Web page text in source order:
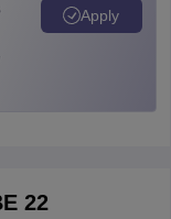
Apply
22